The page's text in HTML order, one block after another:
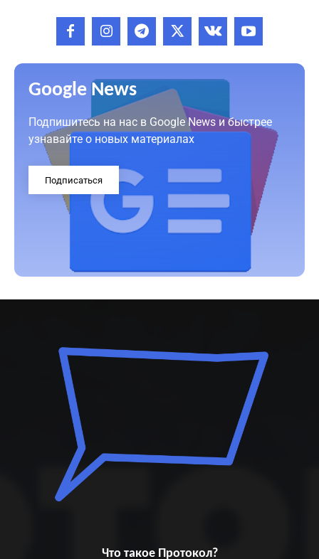
Google News
Подпишитесь на нас в Google News и быстрее
узнавайте о новых материалах
Подписаться
Что такое Протокол?